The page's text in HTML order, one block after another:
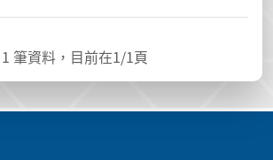
1 筆資料，目前在1/1頁